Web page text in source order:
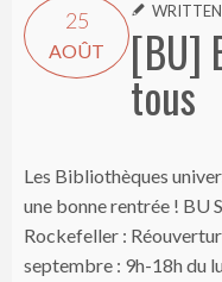
25
AOÛT

[BU]
tous
Les Bibliothèques
une bonne rentrée ! BU
Rockefeller :
septembre : 9h-18h du